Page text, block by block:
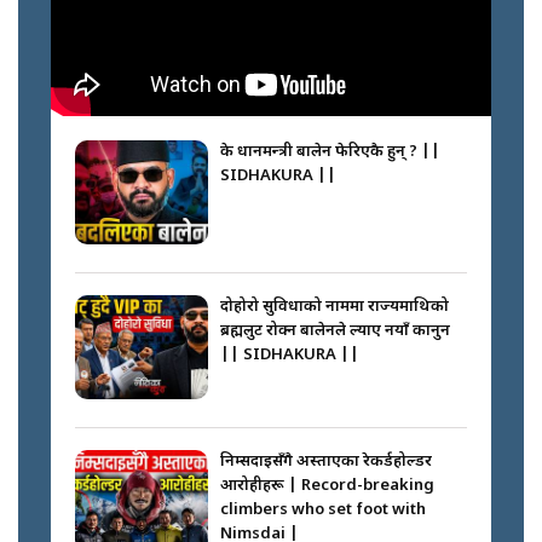
के प्रधानमन्त्री बालेन फेरिएकै हुन् ? ||
SIDHAKURA ||
दोहोरो सुविधाको नाममा राज्यमाथिको
ब्रह्मलुट रोक्न बालेनले ल्याए नयाँ कानुन
|| SIDHAKURA ||
निम्सदाइसँगै अस्ताएका रेकर्डहोल्डर
आरोहीहरू | Record-breaking
climbers who set foot with
Nimsdai |